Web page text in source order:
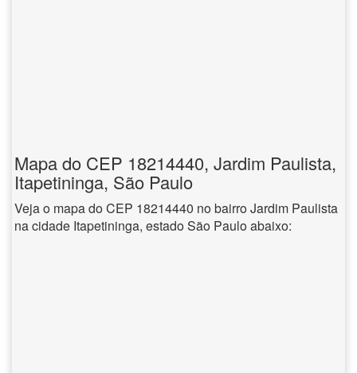
Mapa do CEP 18214440, Jardim Paulista,
Itapetininga, São Paulo
Veja o mapa do CEP 18214440 no bairro Jardim Paulista
na cidade Itapetininga, estado São Paulo abaixo: